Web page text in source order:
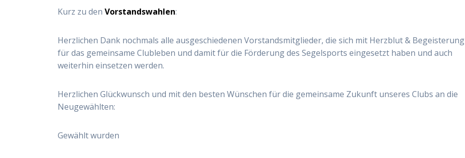
Kurz zu denVorstandswahlen:
Herzlichen Dank nochmals alle ausgeschiedenen Vorstandsmitglieder, die sich mit Herzblut & Begeisterung
für das gemeinsame Clubleben und damit für die Förderung des Segelsports eingesetzt haben und auch
weiterhin einsetzen werden.
Herzlichen Glückwunsch und mit den besten Wünschen für die gemeinsame Zukunft unseres Clubs an die
Neugewählten:
Gewählt wurden